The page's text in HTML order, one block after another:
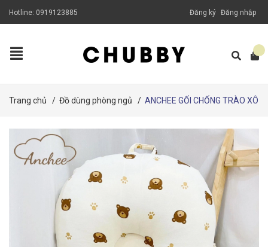
Hotline: 0919123885 Đăng ký Đăng nhập
Trang chủ / Đồ dùng phòng ngủ / ANCHEE GỐI CHỐNG TRÀO XÔ